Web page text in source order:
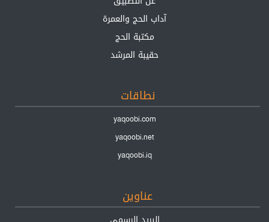
آداب الحج والعمرة
مكتبة الحج
حقيبة المرشد
نطاقات
yaqoobi.com
yaqoobi.net
yaqoobi.iq
عناوين